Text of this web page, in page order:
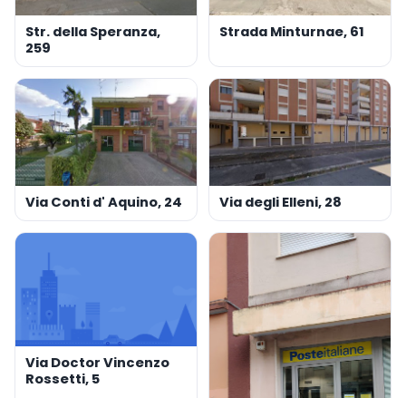
Str. della Speranza,
259
Strada Minturnae, 61
Via Conti d' Aquino, 24 Via degli Elleni, 28
Via Doctor Vincenzo
Rossetti, 5